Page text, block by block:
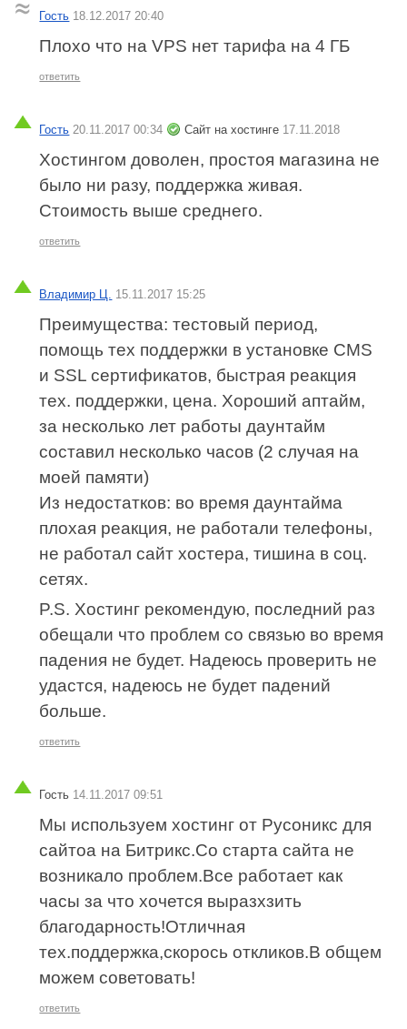
Гость 18.12.2017 20:40
Плохо что на VPS нет тарифа на 4 ГБ
ответить
Гость 20.11.2017 00:34 Сайт на хостинге 17.11.2018
Хостингом доволен, простоя магазина не
было ни разу, поддержка живая.
Стоимость выше среднего.
ответить
Владимир Ц. 15.11.2017 15:25
Преимущества: тестовый период,
помощь тех поддержки в установке CMS
и SSL сертификатов, быстрая реакция
тех. поддержки, цена. Хороший аптайм,
за несколько лет работы даунтайм
составил несколько часов (2 случая на
моей памяти)
Из недостатков: во время даунтайма
плохая реакция, не работали телефоны,
не работал сайт хостера, тишина в соц.
сетях.
P.S. Хостинг рекомендую, последний раз
обещали что проблем со связью во время
падения не будет. Надеюсь проверить не
удастся, надеюсь не будет падений
больше.
ответить
Гость 14.11.2017 09:51
Мы используем хостинг от Русоникс для
сайтоа на Битрикс.Со старта сайта не
возникало проблем.Все работает как
часы за что хочется выразхзить
благодарность!Отличная
тех.поддержка,скорось откликов.В общем
можем советовать!
ответить